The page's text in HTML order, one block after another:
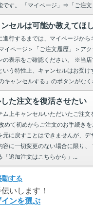
です。 「マイページ」⇒「ご注文
セルは可能か教えてほ
進行するまでは、マイページから
イページ＞「ご注文履歴」＞ア
の表示をご確認ください。 ※当
いう特性上、キャンセルはお受け
キャンセルする」のボタンがなく
た注文を復活させたい
ム上キャンセルいただいたご注文
めて初めからご注文のお手続きを
元に戻すことはできませんが、デ
容に一切変更のない場合に限り、
「追加注文はこちらから」...
動する